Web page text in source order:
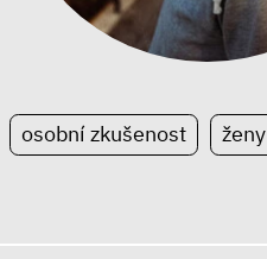
osobní zkušenost ženy